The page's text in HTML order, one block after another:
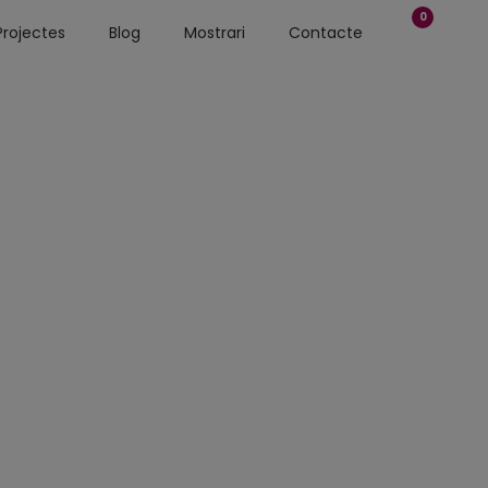
0
Blog Mostrari Contacte